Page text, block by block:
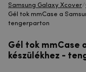
Samsung Galaxy Xcover/
Gél tok mmCase a
tengerparton
Gél tok mmCase
készülékhez -